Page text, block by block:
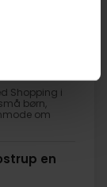
i
Shopping i
børn,
om
en